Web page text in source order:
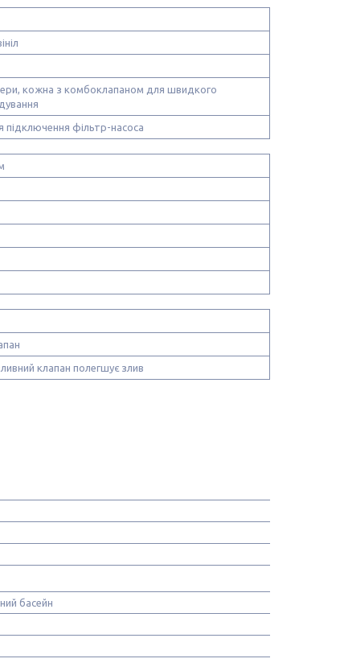
кожна з комбоклапаном для швидкого
підключення фільтр-насоса
клапан полегшує злив
басейн